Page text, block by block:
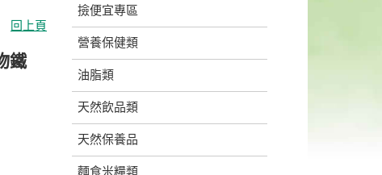
回上頁
鐵
撿便宜專區
營養保健類
油脂類
天然飲品類
天然保養品
麵食米糧類